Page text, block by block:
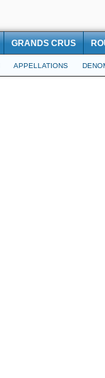
GRANDS CRUS
APPELLATIONS